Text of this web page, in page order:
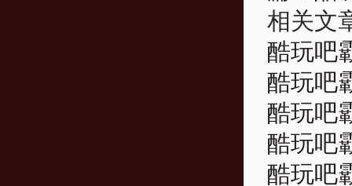
相关文
酷玩吧
酷玩吧
酷玩吧
酷玩吧
酷玩吧